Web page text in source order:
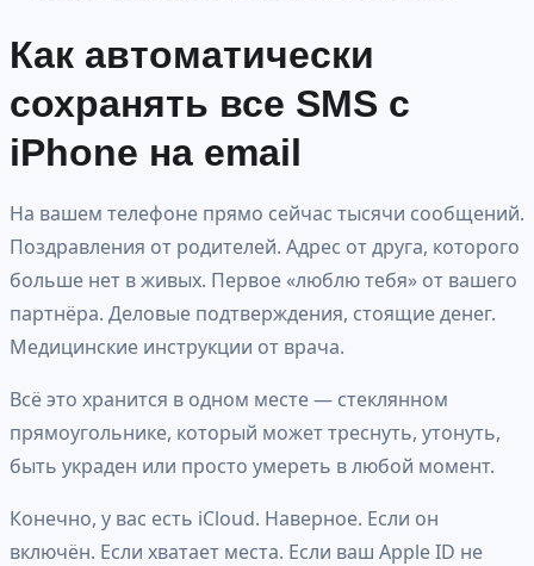
Как автоматически
сохранять все SMS с
iPhone на email
На вашем телефоне прямо сейчас тысячи сообщений.
Поздравления от родителей. Адрес от друга, которого
больше нет в живых. Первое «люблю тебя» от вашего
партнёра. Деловые подтверждения, стоящие денег.
Медицинские инструкции от врача.
Всё это хранится в одном месте — стеклянном
прямоугольнике, который может треснуть, утонуть,
быть украден или просто умереть в любой момент.
Конечно, у вас есть iCloud. Наверное. Если он
включён. Если хватает места. Если ваш Apple ID не